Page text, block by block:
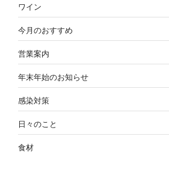
ワイン
今月のおすすめ
営業案内
年末年始のお知らせ
感染対策
日々のこと
食材